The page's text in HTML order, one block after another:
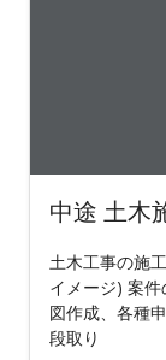
中途 土木
土木工事の施
イメージ) 案
図作成、各種
段取り